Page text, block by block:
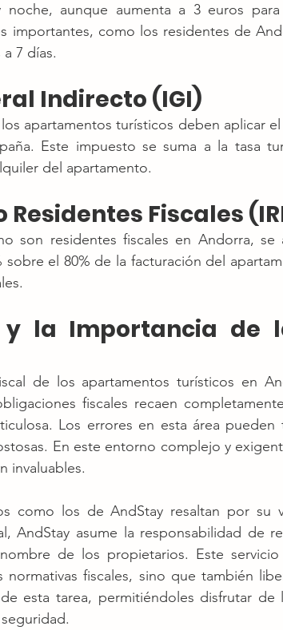
aunque aumenta a 3 euros
importantes, como los residentes de
7 días.
Indirecto (IGI)
apartamentos turísticos deben aplicar
Este impuesto se suma a la tasa
del apartamento.
Fiscales
son residentes fiscales en Andorra, se
sobre el 80% de la facturación del
y la Importancia de
de los apartamentos turísticos en
fiscales recaen
Los errores en esta área pueden
En este entorno complejo y
invaluables.
como los de AndStay resaltan por su
AndStay asume la responsabilidad de
de los propietarios. Este
fiscales, sino que también
esta tarea, permitiéndoles disfrutar de